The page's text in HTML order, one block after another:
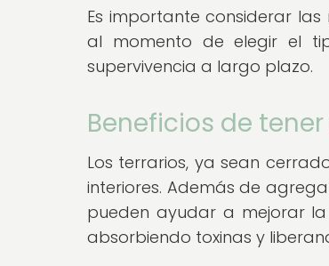
Es importante considerar
al momento de elegir el
supervivencia a largo plazo.
Beneficios de
Los terrarios, ya sean
interiores. Además de
pueden ayudar a mejorar
absorbiendo toxinas y